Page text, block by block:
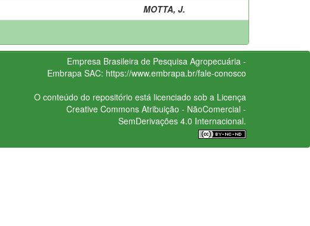
MOTTA, J.
Empresa Brasileira de Pesquisa Agropecuária -
Embrapa SAC: https://www.embrapa.br/fale-conosco
O conteúdo do repositório está licenciado sob a Licença
Creative CommonsAtribuição - NãoComercial -
SemDerivações 4.0 Internacional.